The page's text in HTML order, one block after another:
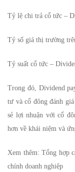
Tỷ
số
chi
trả
cổ
tức
Tỷ lệ chi trả cổ tức –
Tỷ số giá thị trường
Tỷ suất cổ tức –
Trong đó, Dividend
tư và cổ đông đánh
sẻ lợi nhuận với cổ
hơn về khái niệm và
Xem thêm: Tổng hợp
chính doanh nghiệp